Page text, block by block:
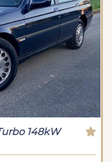
148kW